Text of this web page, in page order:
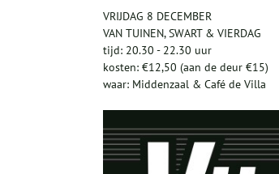
VRIJDAG 8 DECEMBER
VAN TUINEN, SWART & VIERDAG
tijd: 20.30 - 22.30 uur
kosten: €12,50 (aan de deur €15)
waar: Middenzaal & Café de Villa